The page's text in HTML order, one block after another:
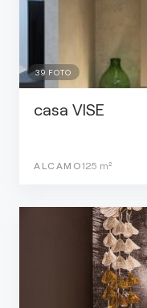
39 FOTO
casa VISE
ALCAMO125 m²